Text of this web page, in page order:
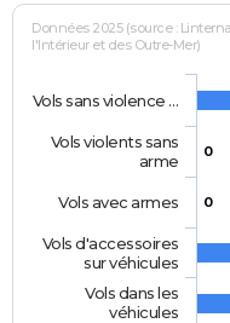
Données 2025 (source :
l'Intérieur et des Outre-Mer)
0
0
Vols sans violence …
Vols violents sans
arme
Vols avec armes
Vols d'accessoires
sur véhicules
Vols dans les
véhicules